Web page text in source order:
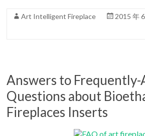
Art Intelligent Fireplace 2015 年
Answers to Frequently-
Questions about
Fireplaces Inserts